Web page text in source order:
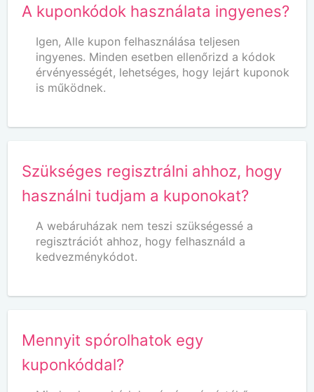
A kuponkódok használata ingyenes?
Igen, Alle kupon felhasználása teljesen
ingyenes. Minden esetben ellenőrizd a kódok
érvényességét, lehetséges, hogy lejárt kuponok
is működnek.
Szükséges regisztrálni ahhoz, hogy
használni tudjam a kuponokat?
A webáruházak nem teszi szükségessé a
regisztrációt ahhoz, hogy felhasználd a
kedvezménykódot.
Mennyit spórolhatok egy
kuponkóddal?